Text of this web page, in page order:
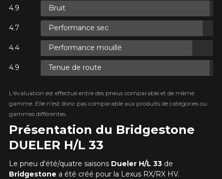
CODE PROMORABAIS10
POUR UN TEMPS LIMITÉ SUR
PLUS D'INFO
CODE PROMORABAIS10
POUR UN TEMPS LIMITÉ SUR
PLUS D'INFO
CODE PROMORABAIS10
POUR UN TEMPS LIMITÉ SUR
PLUS D'INFO
Présentation du Bridgestone
DUELER H/L 33
Le pneu d'été/quatre saisons Dueler H/L 33de
Bridgestone a été créé pour la Lexus RX/RX HV.
Bruit
Performance sec
Performance mouillé
Tenue de route
L'évaluation est effectué entre des pneus comparable et de même
gamme. Elle n'est donc pas comparable aux produits de catégories ou
gammes différentes.
Votre avis
3 4 5
Commentaire
Annuler
recherche n'est disponible en ligne
présentement. Nous aimerions vous
aider à trouver le produit qu'il vous faut.
N'hésitez pas à contacter notre service
rechercher des options pour votre
configuration.
1-866-220-8025
d'équipement pour votre véhicule, vous devez vérifier
l'exactitude de l'information sur votre véhicule directement
avant de commander.